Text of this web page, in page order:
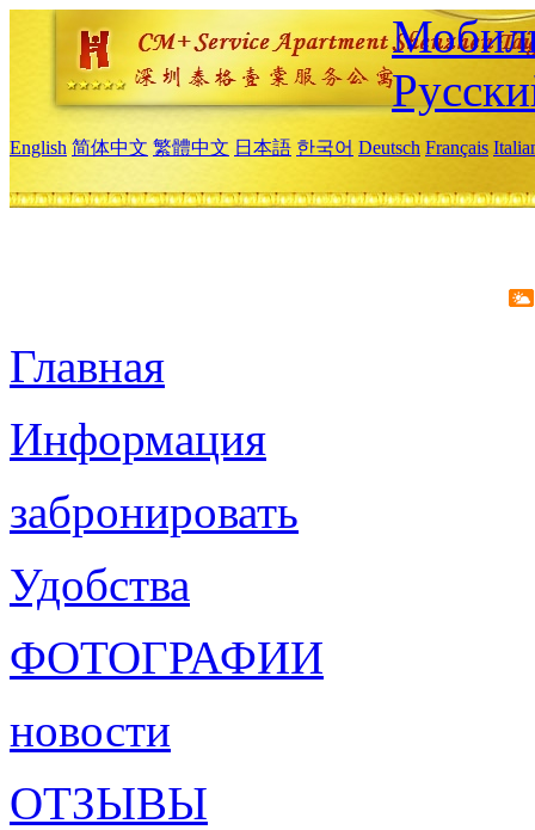
English 简体中文 繁體中文 日本語 한국어 Deutsch Français
Главная
Информация
забронировать
Удобства
ФОТОГРАФИИ
новости
ОТЗЫВЫ